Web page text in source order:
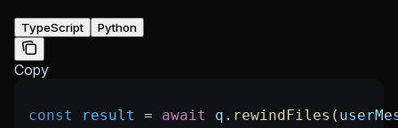
TypeScript Python
Copy
const result = await q . rewindFiles (